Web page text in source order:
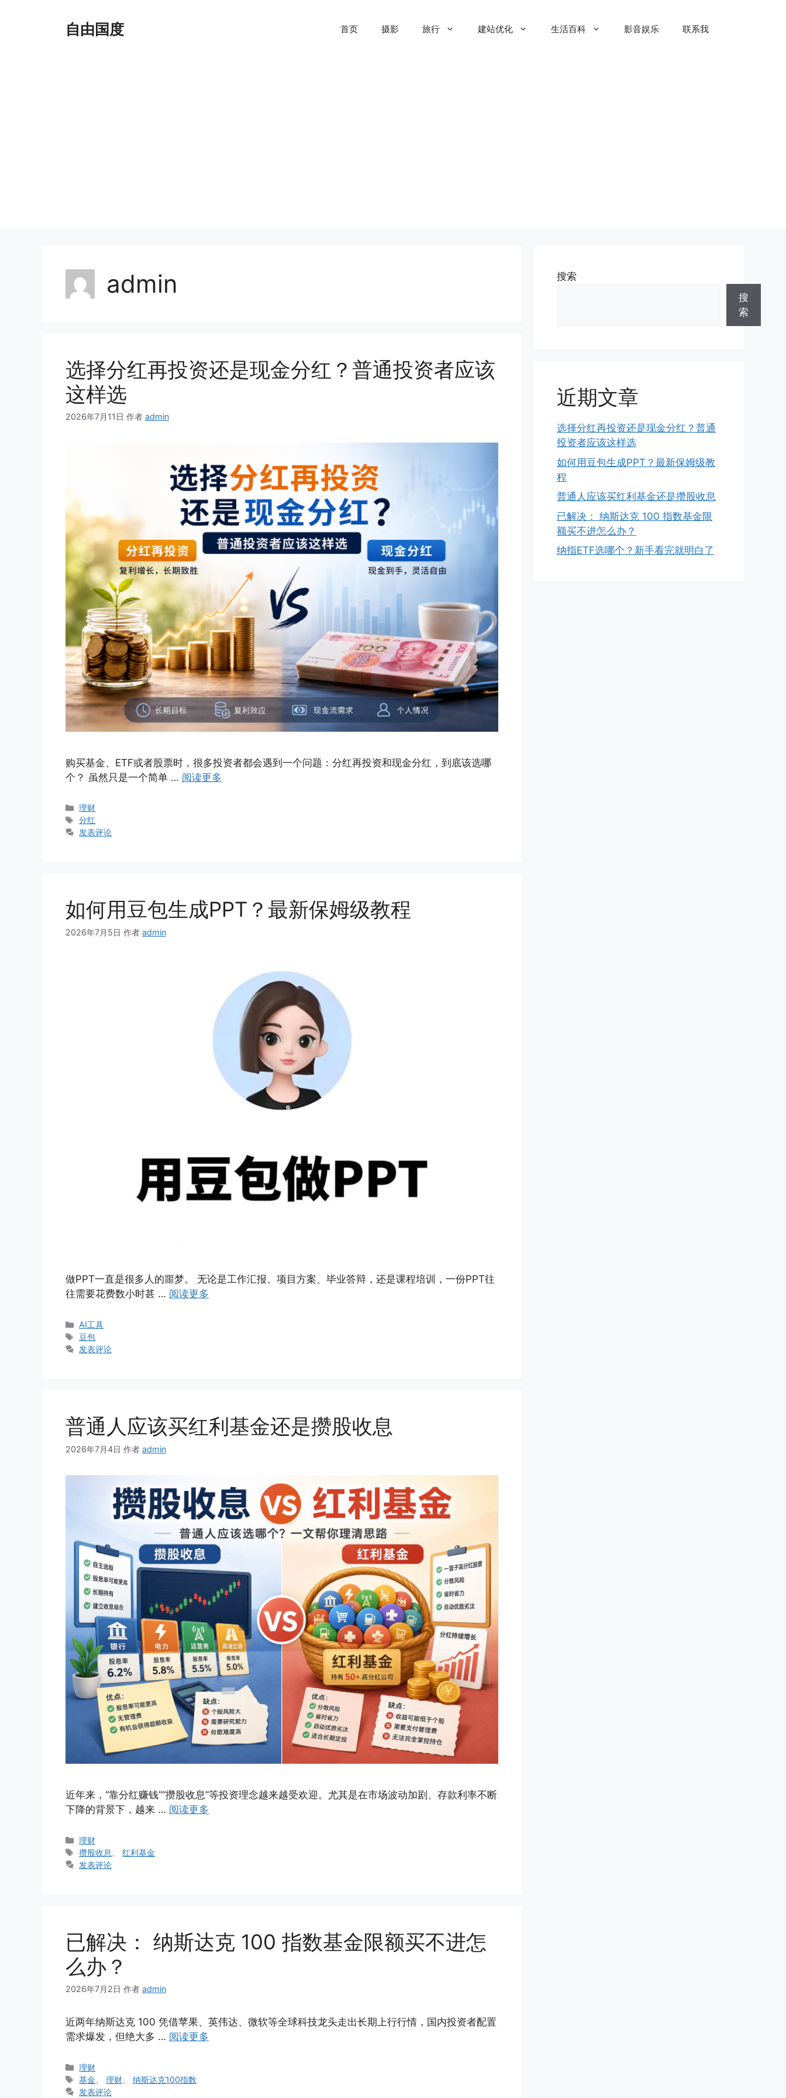
自由国度 首页 摄影 旅行 建站优化 生活百科 影音娱乐 联系我
admin
选择分红再投资还是现金分红？普通投资者应该
这样选
2026年7月11日 作者 admin
购买基金、ETF或者股票时，很多投资者都会遇到一个问题：分红再投资和现金分红，到底该选哪
个？ 虽然只是一个简单 … 阅读更多
分
类
理财
标
签
分红
发表评论
如何用豆包生成PPT？最新保姆级教程
2026年7月5日 作者 admin
做PPT一直是很多人的噩梦。 无论是工作汇报、项目方案、毕业答辩，还是课程培训，一份PPT往
往需要花费数小时甚 … 阅读更多
分
类
AI工具
标
签
豆包
发表评论
普通人应该买红利基金还是攒股收息
2026年7月4日 作者 admin
近年来，“靠分红赚钱”“攒股收息”等投资理念越来越受欢迎。尤其是在市场波动加剧、存款利率不断
下降的背景下，越来 … 阅读更多
分
类
理财
标
签
攒股收息 、红利基金
发表评论
已解决： 纳斯达克 100 指数基金限额买不进怎
么办？
2026年7月2日 作者 admin
近两年纳斯达克 100 凭借苹果、英伟达、微软等全球科技龙头走出长期上行行情，国内投资者配置
需求爆发，但绝大多 … 阅读更多
分
类
理财
标
签
基金 、理财 、纳斯达克100指数
发表评论
搜索
搜
索
近期文章
选择分红再投资还是现金分红？普通
投资者应该这样选
如何用豆包生成PPT？最新保姆级教
程
普通人应该买红利基金还是攒股收息
已解决： 纳斯达克 100 指数基金限
额买不进怎么办？
纳指ETF选哪个？新手看完就明白了